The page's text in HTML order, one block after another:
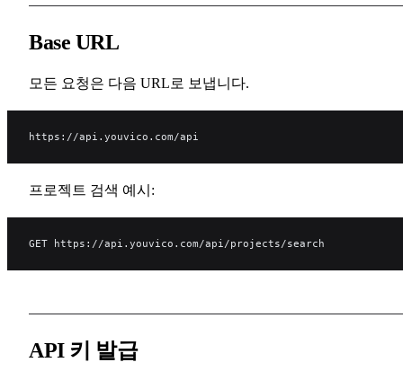
Base URL
모든 요청은 다음 URL로 보냅니다.
https://api.youvico.com/api
프로젝트 검색 예시:
GET https://api.youvico.com/api/projects/search
API 키 발급